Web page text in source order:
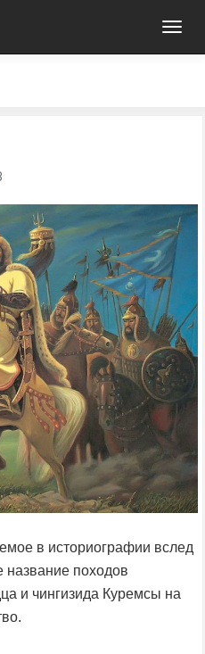
в историографии вслед
название походов
и чингизида Куремсы на